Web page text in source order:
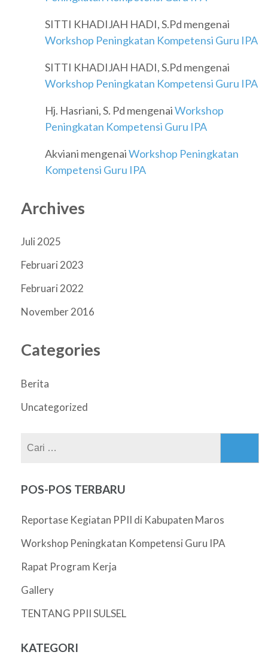
SITTI KHADIJAH HADI, S.Pd mengenai
Workshop Peningkatan Kompetensi Guru IPA
SITTI KHADIJAH HADI, S.Pd mengenai
Workshop Peningkatan Kompetensi Guru IPA
Hj. Hasriani, S. Pd mengenaiWorkshop
Peningkatan Kompetensi Guru IPA
Akviani mengenaiWorkshop Peningkatan
Kompetensi Guru IPA
Archives
Juli 2025
Februari 2023
Februari 2022
November 2016
Categories
Berita
Uncategorized
POS-POS TERBARU
Reportase Kegiatan PPII di Kabupaten Maros
Workshop Peningkatan Kompetensi Guru IPA
Rapat Program Kerja
Gallery
TENTANG PPII SULSEL
KATEGORI